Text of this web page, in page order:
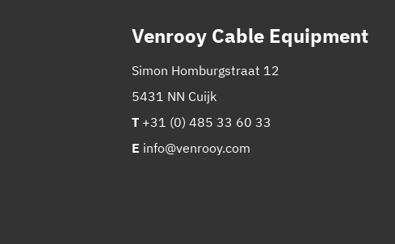
Venrooy Cable Equipment
Simon Homburgstraat 12
5431 NN Cuijk
T +31 (0) 485 33 60 33
E info@venrooy.com